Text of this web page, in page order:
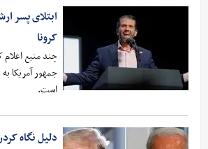
ابتلای پسر
کرونا
چند منبع
جمهور آمریکا
است.
دلیل نگاه